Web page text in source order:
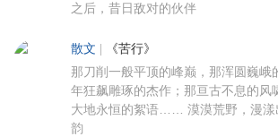
之后，昔日敌对的伙伴
散文 《苦行》
那刀削一般平顶的峰巅，那浑圆巍峨
年狂飙雕琢的杰作；那亘古不息的风
大地永恒的絮语…… 漠漠荒野，漫漾
韵